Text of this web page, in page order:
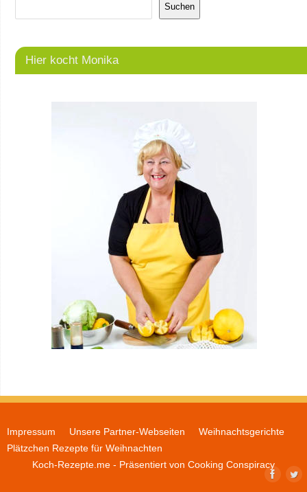
Suchen
Hier kocht Monika
Impressum Unsere Partner-Webseiten
Weihnachtsgerichte
Plätzchen Rezepte für Weihnachten
Koch-Rezepte.me - Präsentiert von Cooking Conspiracy